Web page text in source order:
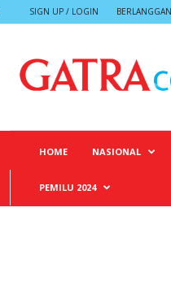
SIGN UP / LOGIN
HOME NASIONAL
PEMILU 2024